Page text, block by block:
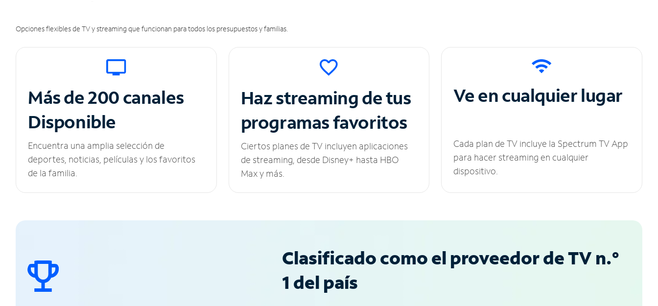
Opciones flexibles de TV y streaming que funcionan para todos los presupuestos y familias.
Más de 200 canales
Disponible
Encuentra una amplia selección de
deportes, noticias, películas y los favoritos
de la familia.
Haz streaming de tus
programas favoritos
Ciertos planes de TV incluyen aplicaciones
de streaming, desde Disney+ hasta HBO
Max y más.
Ve en cualquier lugar
Cada plan de TV incluye la Spectrum TV App
para hacer streaming en cualquier
dispositivo.
Clasificado como el proveedor de TV n.°
1 del país